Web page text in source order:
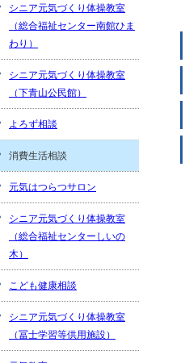
シニア元気づくり体操教室
（総合福祉センター南館ひま
わり）
シニア元気づくり体操教室
（下青山公民館）
よろず相談
消費生活相談
元気はつらつサロン
シニア元気づくり体操教室
（総合福祉センターしいの
木）
こども健康相談
シニア元気づくり体操教室
（冨士学習等供用施設）